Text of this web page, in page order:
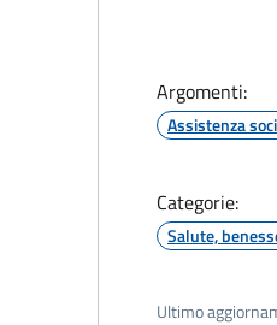
Argomenti:
Assistenza
Categorie:
Salute,
Ultimo